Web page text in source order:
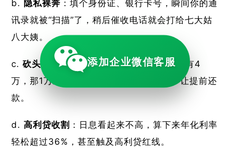
隐私裸奔 ：填个身份证、银行卡号，瞬间你的通
讯录就被“扫描”了，稍后催收电话就会打给七大姑
八大姨。
砍头息陷阱 ：显示额度5万，实际到账只有4
万，那1万直接作为“服务费”被扣掉，还不让提前还
款。
高利贷收割 ：日息看起来不高，算下来年化利率
轻松超过36%，甚至触及高利贷红线。
添加企业微信客服